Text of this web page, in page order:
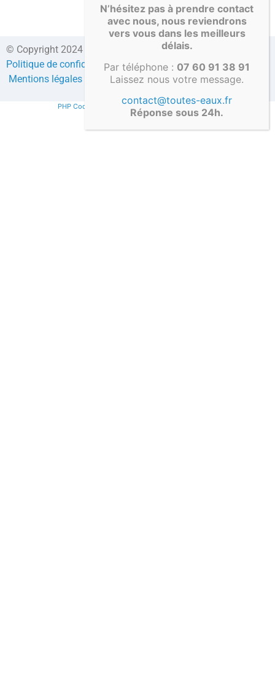
© Copyright 2024 Direct-fosses.com Tous droits réservés –
Politique de confidentialité –Formulaire de contact– CGV
Mentions légales
Compte client
PHP Code Snippets Powered By : XYZScripts.com
N’hésitez pas à prendre contact
avec nous, nous reviendrons
vers vous dans les meilleurs
délais.
Par téléphone : 07 60 91 38 91
Laissez nous votre message.
contact@toutes-eaux.fr
Réponse sous 24h.